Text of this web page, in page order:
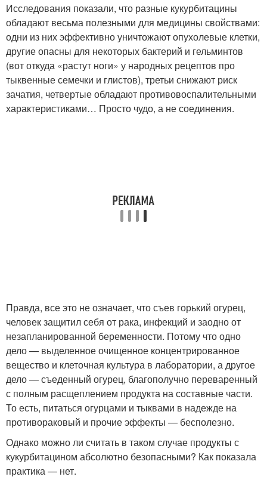
Исследования показали, что разные кукурбитацины
обладают весьма полезными для медицины свойствами:
одни из них эффективно уничтожают опухолевые клетки,
другие опасны для некоторых бактерий и гельминтов
(вот откуда «растут ноги» у народных рецептов про
тыквенные семечки и глистов), третьи снижают риск
зачатия, четвертые обладают противовоспалительными
характеристиками… Просто чудо, а не соединения.
Правда, все это не означает, что съев горький огурец,
человек защитил себя от рака, инфекций и заодно от
незапланированной беременности. Потому что одно
дело — выделенное очищенное концентрированное
вещество и клеточная культура в лаборатории, а другое
дело — съеденный огурец, благополучно переваренный
с полным расщеплением продукта на составные части.
То есть, питаться огурцами и тыквами в надежде на
противораковый и прочие эффекты — бесполезно.
Однако можно ли считать в таком случае продукты с
кукурбитацином абсолютно безопасными? Как показала
практика — нет.